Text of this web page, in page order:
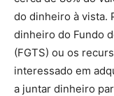
do dinheiro à vista.
dinheiro do Fundo
(FGTS) ou os
interessado em
a juntar dinheiro